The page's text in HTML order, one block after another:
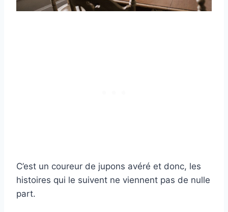
C’est un coureur de jupons avéré et donc, les
histoires qui le suivent ne viennent pas de nulle
part.